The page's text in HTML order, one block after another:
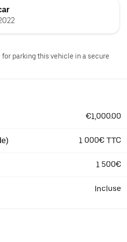
for parking this vehicle in a secure
€1,000.00
1 000€ TTC
1 500€
Incluse